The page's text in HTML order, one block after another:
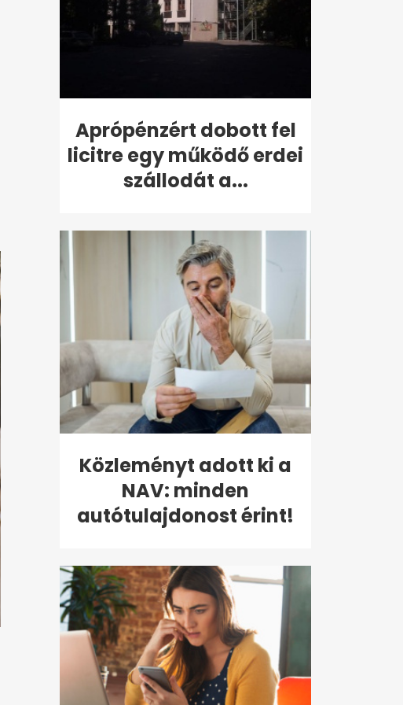
Aprópénzért dobott fel
licitre egy működő erdei
szállodát a...
Közleményt adott ki a
NAV: minden
autótulajdonost érint!